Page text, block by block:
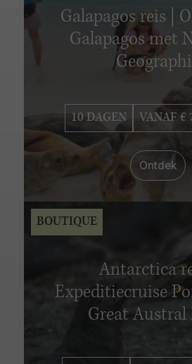
Galapagos reis |
Galapagos met
10 DAGEN VANAF €
Ontdek
Antarctica
Expeditiecruise
Great Austral
BOUTIQUE